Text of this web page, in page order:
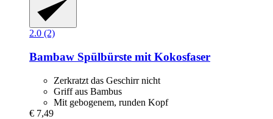
2.0 (2)
Bambaw Spülbürste mit Kokosfaser
Zerkratzt das Geschirr nicht
Griff aus Bambus
Mit gebogenem, runden Kopf
€ 7,49